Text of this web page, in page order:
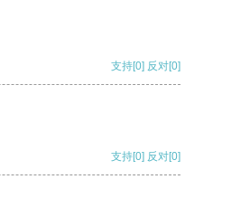
支持[0] 反对[0]
支持[0] 反对[0]